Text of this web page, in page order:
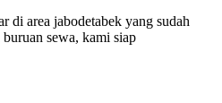
di area jabodetabek yang sudah
sewa, kami siap